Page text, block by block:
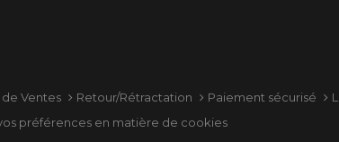
Ventes Retour/Rétractation Paiement sécurisé
préférences en matière de cookies